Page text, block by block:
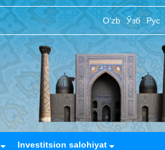
O‘zb Ўзб Рус
Investitsion salohiyat